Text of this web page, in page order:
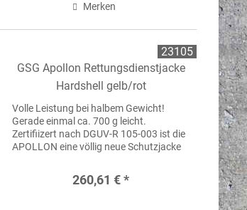
Merken
GSG Apollon Rettungsdienstjacke
Hardshell gelb/rot
Volle Leistung bei halbem Gewicht!
Gerade einmal ca. 700 g leicht.
Zertifiizert nach DGUV-R 105-003 ist die
APOLLON eine völlig neue Schutzjacke
260,61 € *
23105